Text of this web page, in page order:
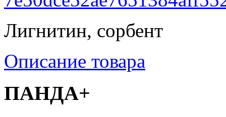
Лигнитин, сорбент
Описание товара
ПАНДА+